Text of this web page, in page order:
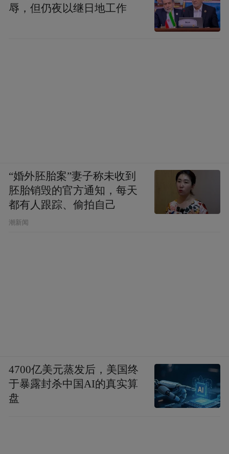
辱，但仍夜以继日地工作
“婚外胚胎案”妻子称未收到
胚胎销毁的官方通知，每天
都有人跟踪、偷拍自己
潮新闻
4700亿美元蒸发后，美国终
于暴露封杀中国AI的真实算
盘